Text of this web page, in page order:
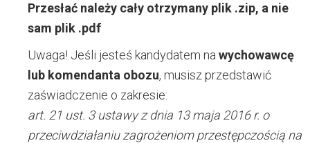
Przesłać należy cały otrzymany plik .zip, a nie
sam plik .pdf
Uwaga! Jeśli jesteś kandydatem na wychowawcę
lub komendanta obozu, musisz przedstawić
zaświadczenie o zakresie:
art. 21 ust. 3 ustawyz dnia 13 maja 2016 r. o
przeciwdziałaniu zagrożeniom przestępczością na